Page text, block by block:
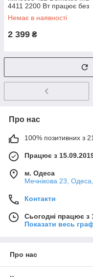
4411 2200 Вт працює без
мішка для сухого та
збирання
Немає в наявності
2 399 ₴
Про нас
100% позитивних з
Працює з
м. Одеса
Мечнікова 23,
Контакти
Сьогодні працює з
Показати весь
Про нас